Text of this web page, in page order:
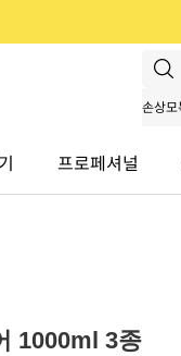
프로페셔널
1000ml 3종